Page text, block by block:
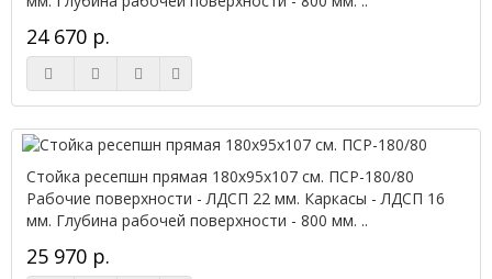
24 670 р.
Стойка ресепшн прямая 180х95х107 см. ПСР-180/80
Рабочие поверхности - ЛДСП 22 мм. Каркасы - ЛДСП 16
мм. Глубина рабочей поверхности - 800 мм. ..
25 970 р.